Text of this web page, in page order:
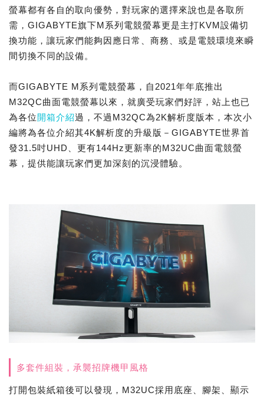
螢幕都有各自的取向優勢，對玩家的選擇來說也是各取所
需，GIGABYTE旗下M系列電競螢幕更是主打KVM設備切
換功能，讓玩家們能夠因應日常、商務、或是電競環境來瞬
間切換不同的設備。
而GIGABYTE M系列電競螢幕，自2021年年底推出
M32QC曲面電競螢幕以來，就廣受玩家們好評，站上也已
為各位開箱介紹過，不過M32QC為2K解析度版本，本次小
編將為各位介紹其4K解析度的升級版－GIGABYTE世界首
發31.5吋UHD、更有144Hz更新率的M32UC曲面電競螢
幕，提供能讓玩家們更加深刻的沉浸體驗。
多套件組裝，承襲招牌機甲風格
打開包裝紙箱後可以發現，M32UC採用底座、腳架、顯示